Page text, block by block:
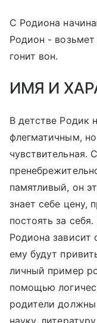
С Родиона
Родион -
гонит вон.
ИМЯ И
В детстве Родик
флегматичным,
чувствительная.
памятливый, он
знает себе цену,
постоять за
Родиона зависит
ему будут
личный пример
помощью
родители должны
науку,